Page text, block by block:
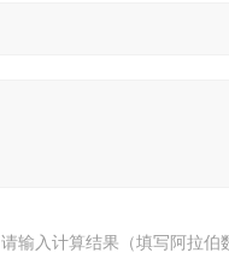
请输入计算结果（填写阿拉伯